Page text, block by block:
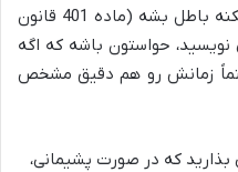
هم شرط و هم حتی خود معامله ممکنه باطل بشه (ماده 401 قانون
حواستون باشه که اگه
زمانش رو هم دقیق مشخص
که در صورت پشیمانی،